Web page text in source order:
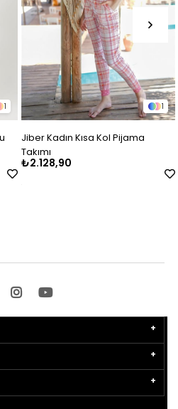
1
Jiber Kadın Kısa Kol Pijama
Takımı
₺2.128,90